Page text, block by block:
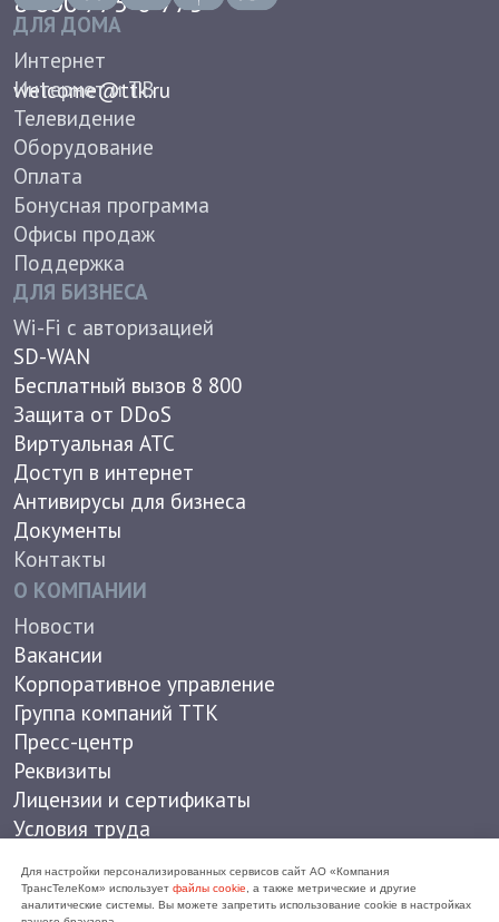
Wi-Fi с авторизацией
SD-WAN
Бесплатный вызов 8 800
Защита от DDoS
Виртуальная АТС
Доступ в интернет
Антивирусы для бизнеса
Документы
Контакты
О КОМПАНИИ
Новости
Вакансии
Корпоративное управление
Группа компаний ТТК
Пресс-центр
Реквизиты
Лицензии и сертификаты
Условия труда
Противодействие коррупции
Непрофильные активы
Работа в РЖД
In english
© 2026 АО "Компания ТрансТелеКом". 16+
Политика конфиденциальности
Для настройки персонализированных сервисов сайт АО «Компания
ТрансТелеКом» использует файлы cookie, а также метрические и другие
аналитические системы. Вы можете запретить использование cookie в настройках